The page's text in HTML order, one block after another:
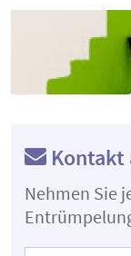
Kontakt
Nehmen Sie